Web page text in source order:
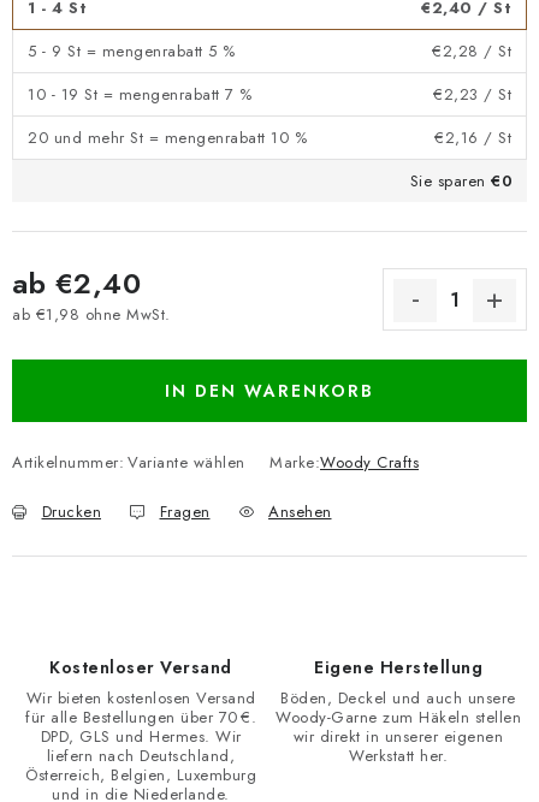
1 - 4 St €2,40 / St
5 - 9 St = mengenrabatt 5 %
€2,28 / St
10 - 19 St = mengenrabatt 7 %
€2,23 / St
20 und mehr St = mengenrabatt 10 %
€2,16 / St
Sie sparen €0
ab €2,40
ab €1,98 ohne MwSt.
IN DEN WARENKORB
Artikelnummer: Variante wählen Marke:Woody Crafts
Drucken Fragen Ansehen
Kostenloser Versand
Wir bieten kostenlosen Versand
für alle Bestellungen über 70 €.
DPD, GLS und Hermes. Wir
liefern nach Deutschland,
Österreich, Belgien, Luxemburg
und in die Niederlande.
Eigene Herstellung
Böden, Deckel und auch unsere
Woody-Garne zum Häkeln stellen
wir direkt in unserer eigenen
Werkstatt her.